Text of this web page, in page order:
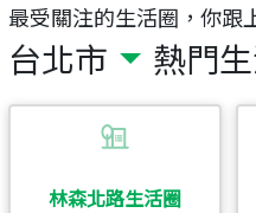
最受關注的生活圈，你跟
台北市 熱門
林森北路生活圈